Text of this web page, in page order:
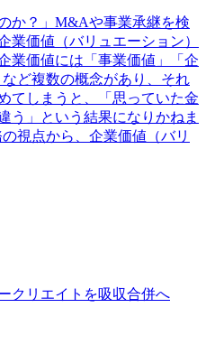
か？」M&Aや事業承継を検
業価値（バリュエーション）
業価値には「事業価値」「企
ど複数の概念があり、それ
てしまうと、「思っていた金
う」という結果になりかねま
視点から、企業価値（バリ
クリエイトを吸収合併へ